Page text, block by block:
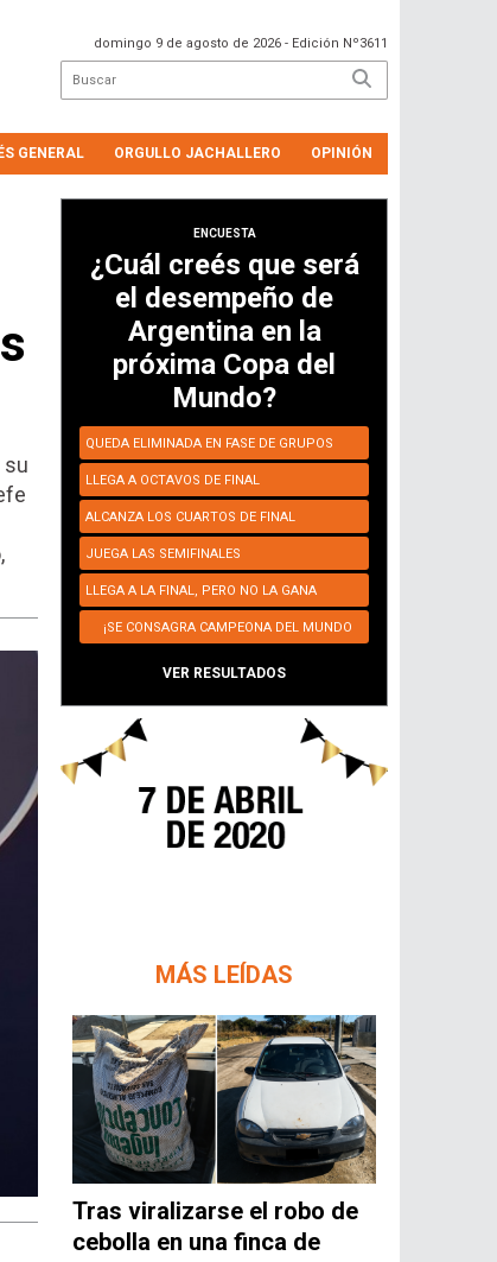
domingo 9 de agosto de 2026 - Edición Nº3611
GENERAL ORGULLO JACHALLERO OPINIÓN
su
ENCUESTA
¿Cuál creés que será
el desempeño de
Argentina en la
próxima Copa del
Mundo?
QUEDA ELIMINADA EN FASE DE GRUPOS
LLEGA A OCTAVOS DE FINAL
ALCANZA LOS CUARTOS DE FINAL
JUEGA LAS SEMIFINALES
LLEGA A LA FINAL, PERO NO LA GANA
¡SE CONSAGRA CAMPEONA DEL MUNDO
VER RESULTADOS
MÁS LEÍDAS
Tras viralizarse el robo de
cebolla en una finca de